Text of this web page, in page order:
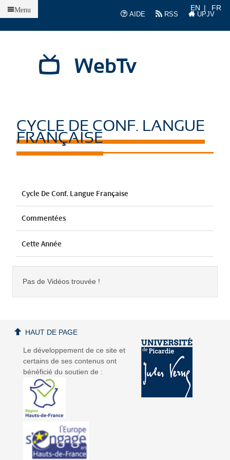
AIDE
RSS UPJV
EN FR
WebTv
Menu
CYCLE DE CONF. LANGUE
FRANÇAISE
Cycle De Conf. Langue Française
Commentées
Cette Année
Pas de Vidéos trouvée !
Le développement de ce site et
certains de ses contenus ont
bénéficié du soutien de :
HAUT DE PAGE